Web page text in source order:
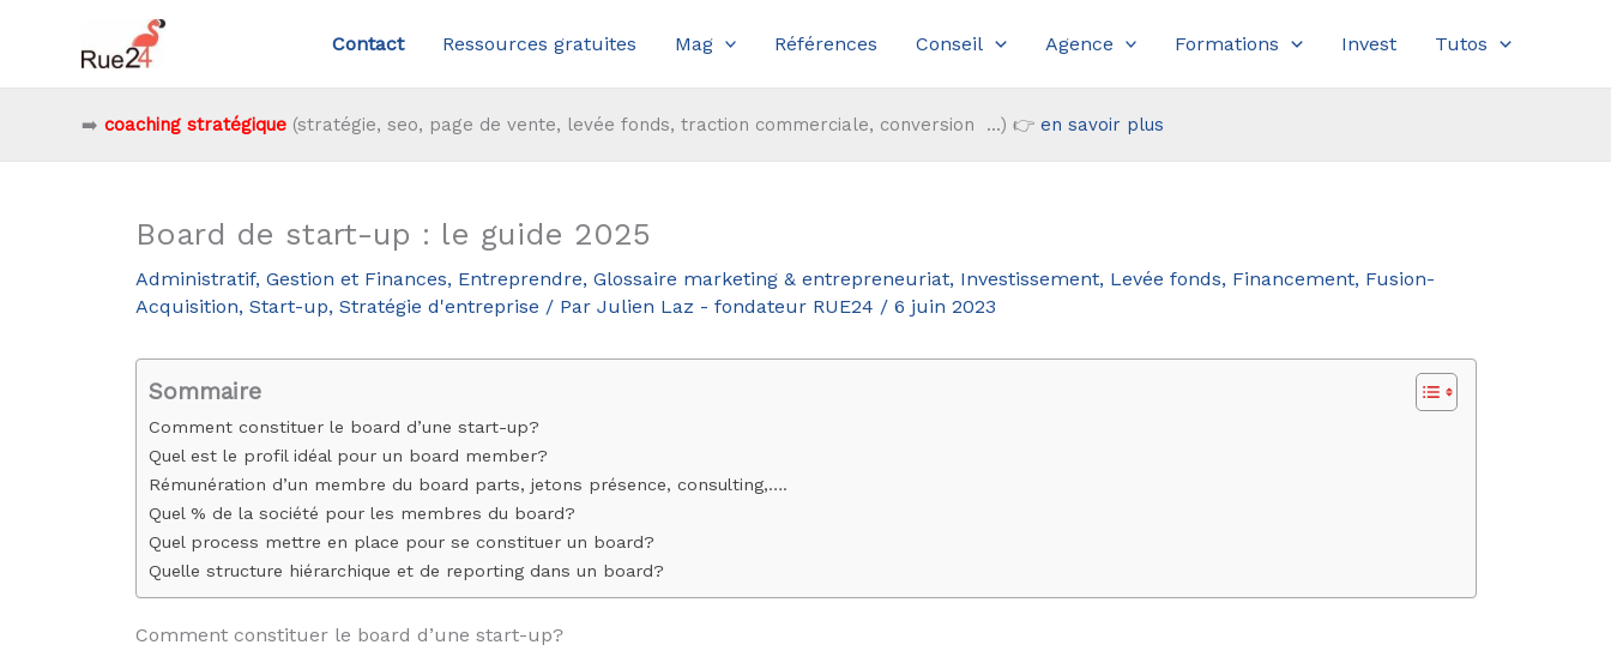
contenu
Contact Ressources gratuites Mag Références Conseil Agence Formations Invest Tutos
➡️ coaching stratégique(stratégie, seo, page de vente, levée fonds, traction commerciale, conversion ...) 👉 en savoir plus
Board de start-up : le guide 2025
Administratif, Gestion et Finances, Entreprendre, Glossaire marketing & entrepreneuriat, Investissement, Levée fonds, Financement, Fusion-
Acquisition, Start-up, Stratégie d'entreprise / Par Julien Laz - fondateur RUE24 / 6 juin 2023
Sommaire
Comment constituer le board d’une start-up?
Quel est le profil idéal pour un board member?
Rémunération d’un membre du board parts, jetons présence, consulting,….
Quel % de la société pour les membres du board?
Quel process mettre en place pour se constituer un board?
Quelle structure hiérarchique et de reporting dans un board?
Comment constituer le board d’une start-up?